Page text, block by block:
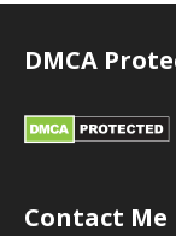
DMCA
Contact Me